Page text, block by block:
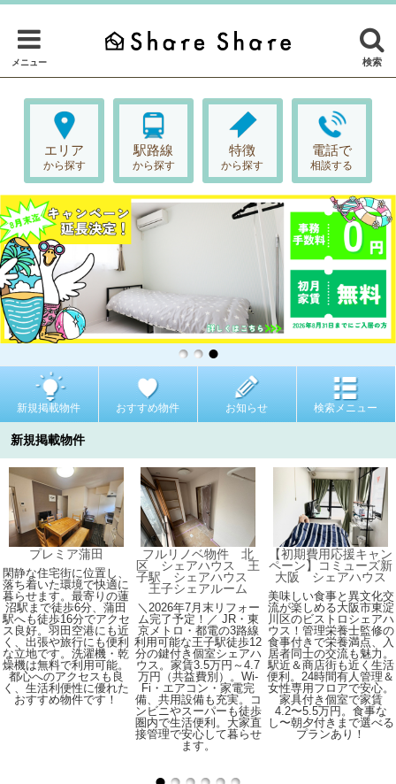
メニュー 検索
エリア
から探す
駅路線
から探す
特徴
から探す
電話で
相談する
新規掲載物件 おすすめ物件 お知らせ 検索メニュー
新規掲載物件
プレミア蒲田
閑静な住宅街に位置し、
落ち着いた環境で快適に
暮らせます。最寄りの蓮
沼駅まで徒歩6分、蒲田
駅へも徒歩16分でアクセ
ス良好。羽田空港にも近
く、出張や旅行にも便利
な立地です。洗濯機・乾
燥機は無料で利用可能。
都心へのアクセスも良
く、生活利便性に優れた
おすすめ物件です！
フルリノベ物件 北
区 シェアハウス 王
子駅 シェアハウス
王子シェアルーム
＼2026年7月末リフォー
ム完了予定！／ JR・東
京メトロ・都電の3路線
利用可能な王子駅徒歩12
分の鍵付き個室シェアハ
ウス。家賃3.5万円～4.7
万円（共益費別）。Wi-
Fi・エアコン・家電完
備、共用設備も充実。コ
ンビニやスーパーも徒歩
圏内で生活便利。大家直
接管理で安心して暮らせ
ます。
【初期費用応援キャン
ペーン】コミューズ新
大阪 シェアハウス
美味しい食事と異文化交
流が楽しめる大阪市東淀
川区のビストロシェアハ
ウス！管理栄養士監修の
食事付きで栄養満点、入
居者同士の交流も魅力。
駅近＆商店街も近く生活
便利。24時間有人管理＆
女性専用フロアで安心。
家具付き個室で家賃
4.2〜5.5万円。食事な
し〜朝夕付きまで選べる
プランあり！